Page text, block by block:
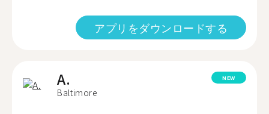
アプリをダウンロードする
A.
Baltimore
NEW